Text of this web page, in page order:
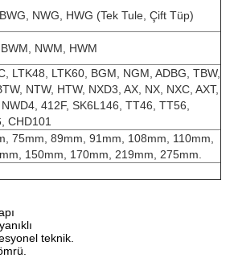
NWG, HWG (Tek Tule, Çift Tüp)
NWM, HWM
LTK48, LTK60, BGM, NGM, ADBG, TBW,
NTW, HTW, NXD3, AX, NX, NXC, AXT,
412F, SK6L146, TT46, TT56,
CHD101
75mm, 89mm, 91mm, 108mm, 110mm,
150mm, 170mm, 219mm, 275mm.
teknik.